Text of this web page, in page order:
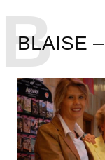
B
BLAISE